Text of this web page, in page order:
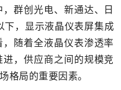
群创光电、新通达、日
下，显示液晶仪表屏集成
随着全液晶仪表渗透率
，供应商之间的规模竞
格局的重要因素。